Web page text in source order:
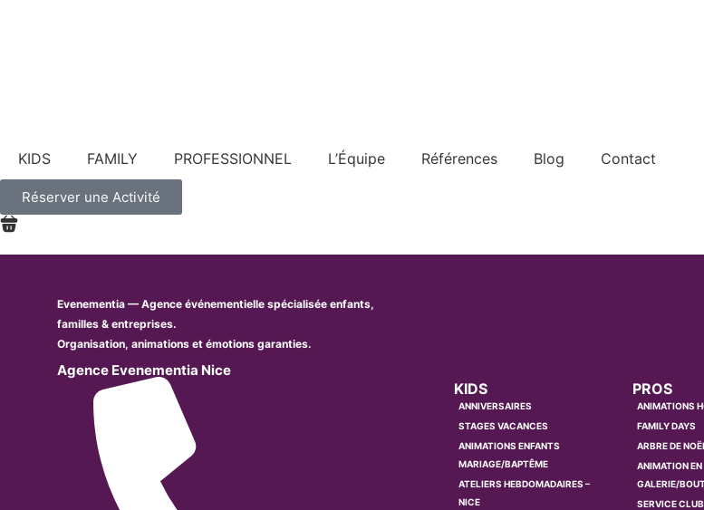
KIDS FAMILY PROFESSIONNEL L’Équipe Références Blog Contact
Réserver une Activité
Evenementia — Agence événementielle spécialisée enfants,
familles & entreprises.
Organisation, animations et émotions garanties.
Agence Evenementia Nice
KIDS
ANNIVERSAIRES
STAGES VACANCES
ANIMATIONS ENFANTS
MARIAGE/BAPTÊME
ATELIERS HEBDOMADAIRES –
NICE
PROS
ANIMATIONS
FAMILY DAYS
ARBRE DE
ANIMATION EN
GALERIE/
SERVICE